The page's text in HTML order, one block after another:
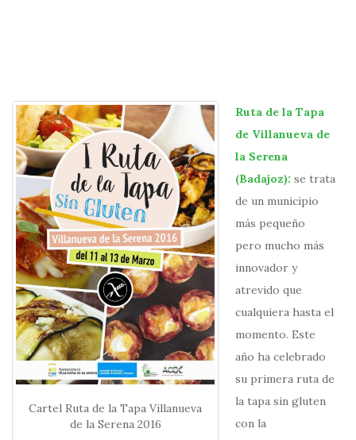
Cartel Ruta de la Tapa Villanueva
de la Serena 2016
Ruta de la Tapa
de Villanueva de
la Serena
(Badajoz): se trata
de un municipio
más pequeño
pero mucho más
innovador y
atrevido que
cualquiera hasta el
momento. Este
año ha celebrado
su primera ruta de
la tapa sin gluten
con la